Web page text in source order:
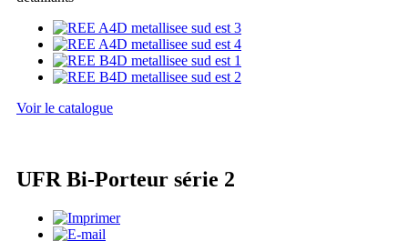
Voir le catalogue
UFR Bi-Porteur série 2